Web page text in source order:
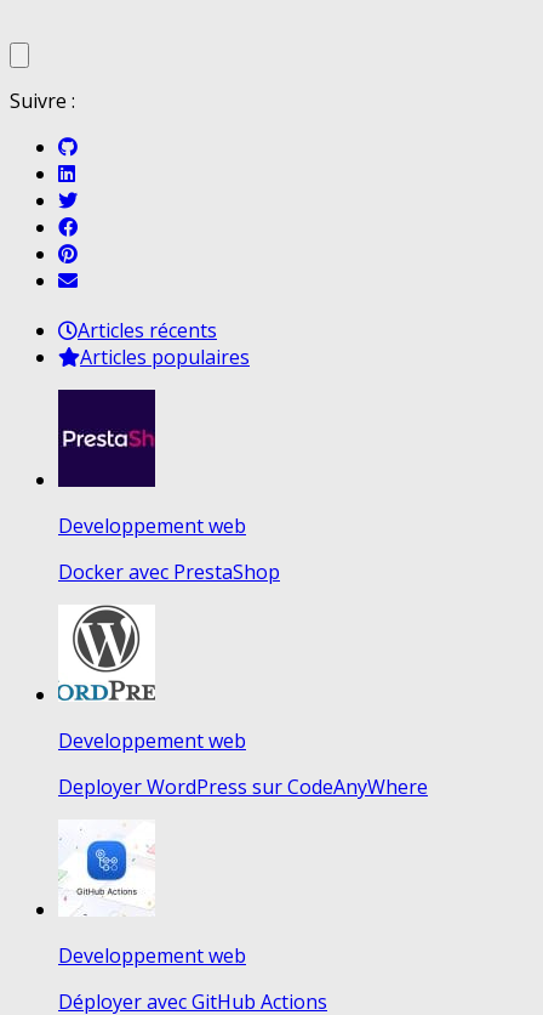
Suivre :
Articles récents
Articles populaires
Developpement web
Docker avec PrestaShop
Developpement web
Deployer WordPress sur CodeAnyWhere
Developpement web
Déployer avec GitHub Actions